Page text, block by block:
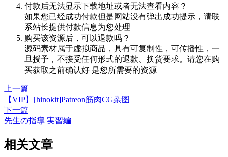
付款后无法显示下载地址或者无法查看内容？
如果您已经成功付款但是网站没有弹出成功提示，请联
系站长提供付款信息为您处理
购买该资源后，可以退款吗？
源码素材属于虚拟商品，具有可复制性，可传播性，一
旦授予，不接受任何形式的退款、换货要求。请您在购
买获取之前确认好 是您所需要的资源
上一篇
【VIP】[hinokit]Patreon筋肉CG杂图
下一篇
先生の指導 実習編
相关文章